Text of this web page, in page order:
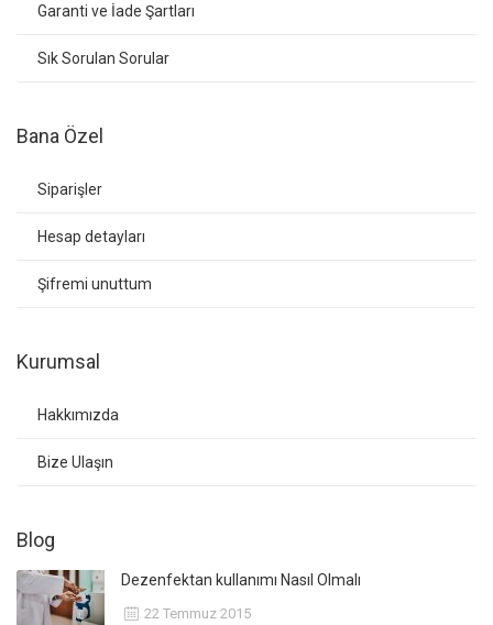
Garanti ve İade Şartları
Sık Sorulan Sorular
Bana Özel
Siparişler
Hesap detayları
Şifremi unuttum
Kurumsal
Hakkımızda
Bize Ulaşın
Blog
Dezenfektan kullanımı Nasıl Olmalı
22 Temmuz 2015